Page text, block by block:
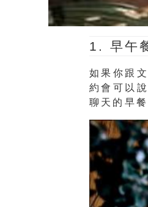
1 早午
如果你跟
約會 可以
聊天的早